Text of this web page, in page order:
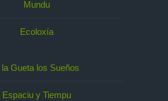
Mundu
Ecoloxía
la Gueta los Sueños
Espaciu y Tiempu